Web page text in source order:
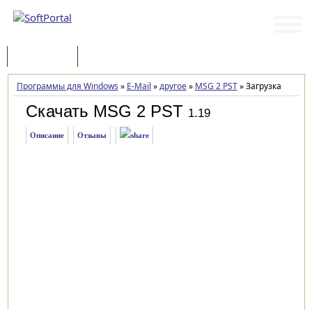
Программы для Windows » E-Mail »другое» MSG 2 PST»Загрузка
Скачать MSG 2 PST 1.19
Описание Отзывы